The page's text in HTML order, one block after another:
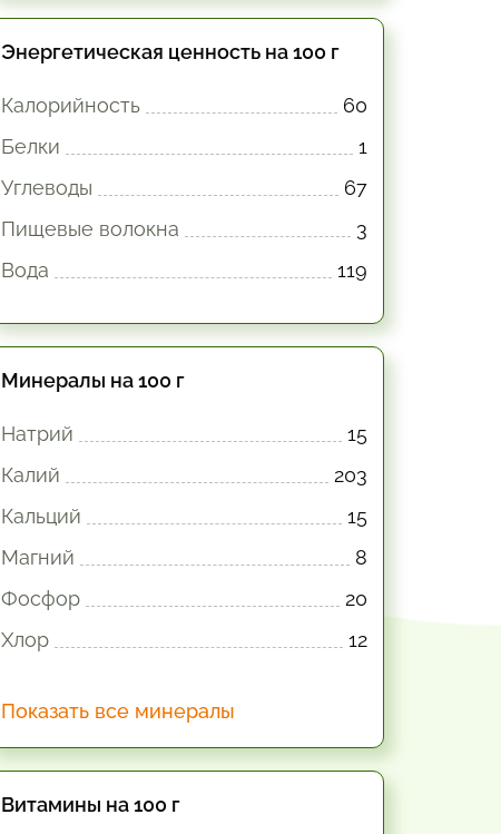
Энергетическая ценность на 100 г
Калорийность
60
Белки
1
Углеводы
67
Пищевые волокна
3
Вода
119
Минералы на 100 г
Натрий
15
Калий
203
Кальций
15
Магний
8
Фосфор
20
Хлор
12
Показать все минералы
Витамины на 100 г